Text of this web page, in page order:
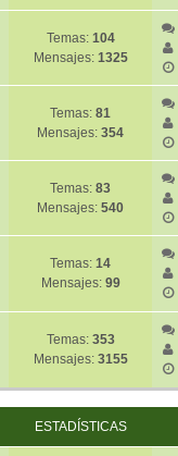
Temas: 104
Mensajes: 1325
Temas: 81
Mensajes: 354
Temas: 83
Mensajes: 540
Temas: 14
Mensajes: 99
Temas: 353
Mensajes: 3155
ESTADÍSTICAS